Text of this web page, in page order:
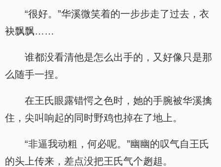
“很好。”华溪微笑着的一步步走了过去，衣
袂飘飘……
谁都没看清他是怎么出手的，又好像只是那
么随手一捏。
在王氏眼露错愕之色时，她的手腕被华溪擒
住，尖叫响起的同时野鸡也掉在了地上。
“非逼我动粗，何必呢。”幽幽的叹气自王氏
的头上传来，差点没把王氏气个趔趄。